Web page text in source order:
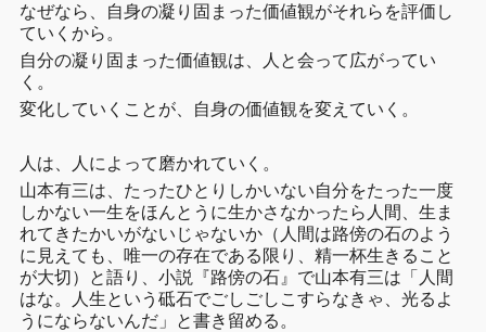
なぜなら、自身の凝り固まった価値観がそれらを評価し
ていくから。
自分の凝り固まった価値観は、人と会って広がってい
く。
変化していくことが、自身の価値観を変えていく。
人は、人によって磨かれていく。
山本有三は、たったひとりしかいない自分をたった一度
しかない一生をほんとうに生かさなかったら人間、生ま
れてきたかいがないじゃないか（人間は路傍の石のよう
に見えても、唯一の存在である限り、精一杯生きること
が大切）と語り、小説『路傍の石』で山本有三は「人間
はな。人生という砥石でごしごしこすらなきゃ、光るよ
うにならないんだ」と書き留める。